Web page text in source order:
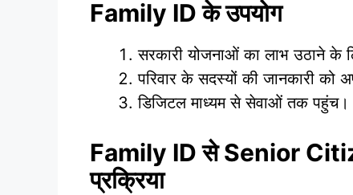
Family ID के उपयोग
सरकारी योजनाओं का लाभ उठाने के
परिवार के सदस्यों की जानकारी को
डिजिटल माध्यम से सेवाओं तक पहुंच।
Family ID से Senior
प्रक्रिया